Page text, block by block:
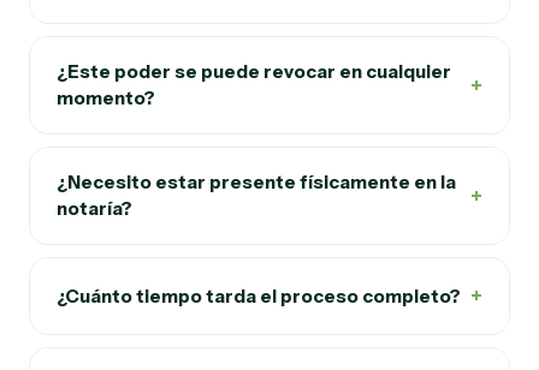
¿Este poder se puede revocar en cualquier
momento?
+
¿Necesito estar presente físicamente en la
notaría?
+
¿Cuánto tiempo tarda el proceso completo? +